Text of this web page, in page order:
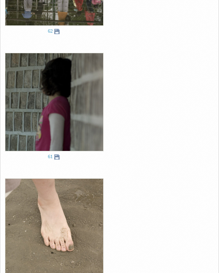
62
61